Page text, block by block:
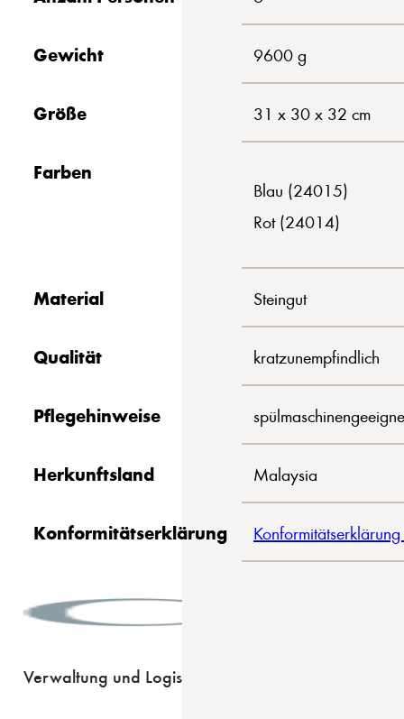
Gewicht 9600 g
Größe 31 x 30 x 32 cm
Farben
Blau (24015)
Rot (24014)
Material Steingut
Qualität kratzunempfindlich
Pflegehinweise
Herkunftsland Malaysia
Konformitätserklärung
Verwaltung und Logistik